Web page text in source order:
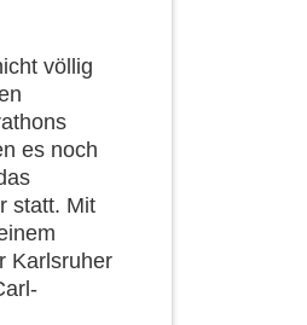
völlig
es noch
statt. Mit
Karlsruher